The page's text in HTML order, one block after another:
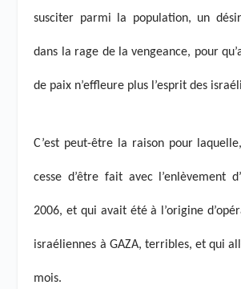
susciter parmi la population, un
dans la rage de la vengeance, pour
de paix n’effleure plus l’esprit des
C’est peut-être la raison pour
cesse d’être fait avec l’enlèvement
2006, et qui avait été à l’origine
israéliennes à GAZA, terribles, et qui
mois.